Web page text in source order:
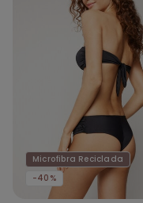
Microfibra Reciclada
-40%